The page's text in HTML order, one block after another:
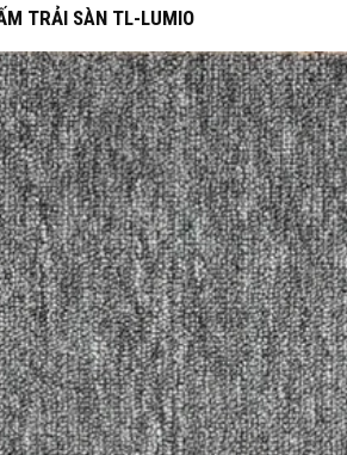
TRẢI SÀN TL-LUMIO